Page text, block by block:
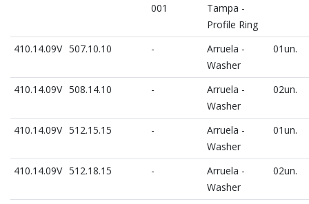
001
Tampa -
Profile Ring
410.14.09V 507.10.10 -
Arruela -
Washer
01un.
410.14.09V 508.14.10 -
Arruela -
Washer
02un.
410.14.09V 512.15.15 -
Arruela -
Washer
01un.
410.14.09V 512.18.15 -
Arruela -
Washer
02un.